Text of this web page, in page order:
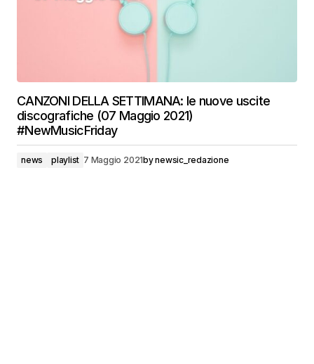
CANZONI DELLA SETTIMANA: le nuove uscite
discografiche (07 Maggio 2021)
#NewMusicFriday
news playlist 7 Maggio 2021bynewsic_redazione